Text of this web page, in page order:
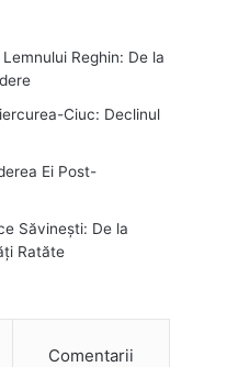
Reghin: De la
Ciuc: Declinul
Ei Post-
Săvinești: De la
Ratăte
Comentarii